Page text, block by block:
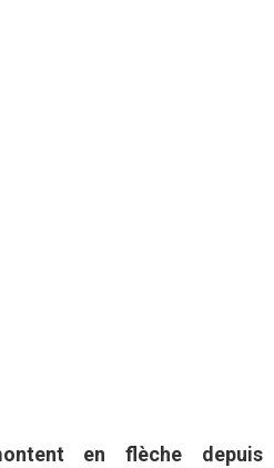
en flèche depuis